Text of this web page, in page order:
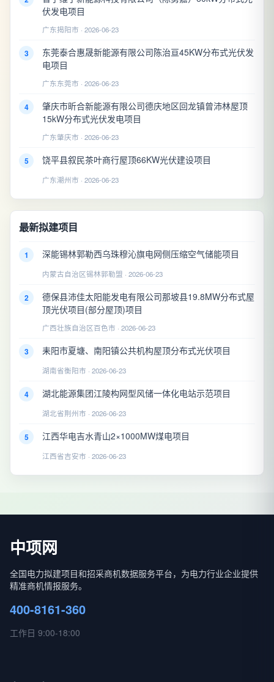
伏发电项目
广东揭阳市 · 2026-06-23
3
东莞泰合惠晟新能源有限公司陈治亘45KW分布式光伏发
电项目
广东东莞市 · 2026-06-23
4
肇庆市昕合新能源有限公司德庆地区回龙镇曾沛林屋顶
15kW分布式光伏发电项目
广东肇庆市 · 2026-06-23
5 饶平县叙民茶叶商行屋顶66KW光伏建设项目
广东潮州市 · 2026-06-23
最新拟建项目
1 深能锡林郭勒西乌珠穆沁旗电网侧压缩空气储能项目
内蒙古自治区锡林郭勒盟 · 2026-06-23
2
德保县沛佳太阳能发电有限公司那坡县19.8MW分布式屋
顶光伏项目(部分屋顶)项目
广西壮族自治区百色市 · 2026-06-23
3 耒阳市夏塘、南阳镇公共机构屋顶分布式光伏项目
湖南省衡阳市 · 2026-06-23
4 湖北能源集团江陵构网型风储一体化电站示范项目
湖北省荆州市 · 2026-06-23
5 江西华电吉水青山2×1000MW煤电项目
江西省吉安市 · 2026-06-23
中项网
全国电力拟建项目和招采商机数据服务平台，为电力行业企业提供
精准商机情报服务。
400-8161-360
工作日 9:00-18:00